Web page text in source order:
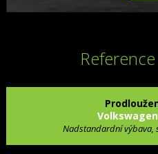
Nadstandardní výbava,